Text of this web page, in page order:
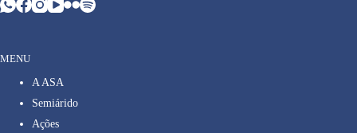
MENU
A ASA
Semiárido
Ações